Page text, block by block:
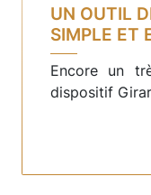
UN OUTIL
SIMPLE ET
Encore un
dispositif